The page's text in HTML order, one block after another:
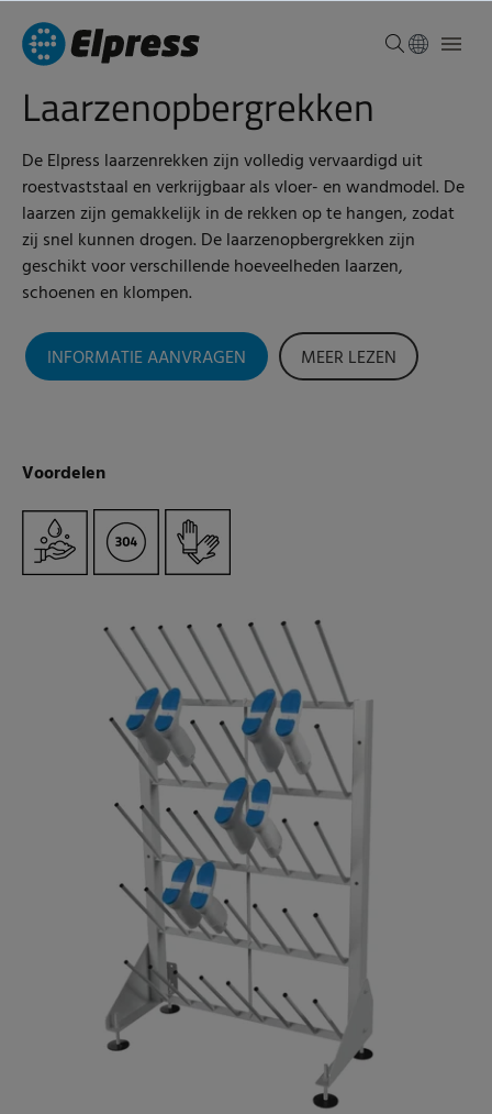
Laarzenopbergrekken
De Elpress laarzenrekken zijn volledig vervaardigd uit
roestvaststaal en verkrijgbaar als vloer- en wandmodel. De
laarzen zijn gemakkelijk in de rekken op te hangen, zodat
zij snel kunnen drogen. De laarzenopbergrekken zijn
geschikt voor verschillende hoeveelheden laarzen,
schoenen en klompen.
INFORMATIE AANVRAGEN MEER LEZEN
Voordelen